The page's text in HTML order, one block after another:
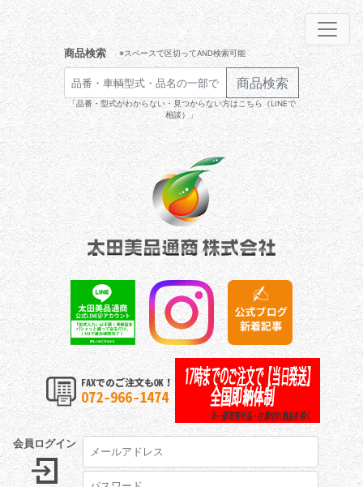
商品検索 ※スペースで区切ってAND検索可能
商品検索
「品番・型式がわからない・見つからない方はこちら（LINEで
相談）」
会員ログイン